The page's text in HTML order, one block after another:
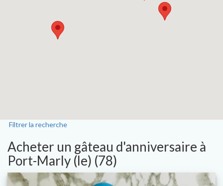
Filtrer la recherche
Acheter un gâteau d'anniversaire à
Port-Marly (le) (78)